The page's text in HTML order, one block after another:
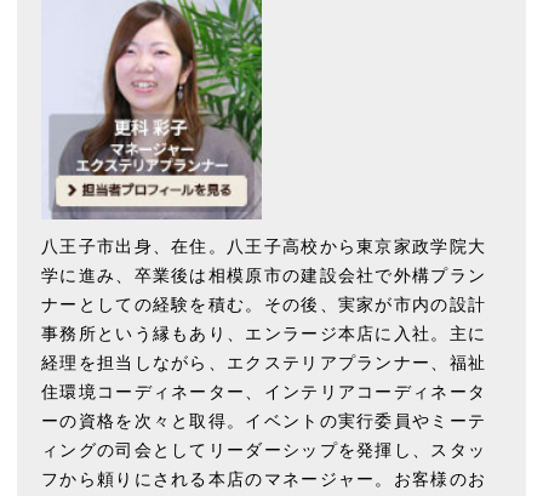
八王子市出身、在住。八王子高校から東京家政学院大
学に進み、卒業後は相模原市の建設会社で外構プラン
ナーとしての経験を積む。その後、実家が市内の設計
事務所という縁もあり、エンラージ本店に入社。主に
経理を担当しながら、エクステリアプランナー、福祉
住環境コーディネーター、インテリアコーディネータ
ーの資格を次々と取得。イベントの実行委員やミーテ
ィングの司会としてリーダーシップを発揮し、スタッ
フから頼りにされる本店のマネージャー。お客様のお